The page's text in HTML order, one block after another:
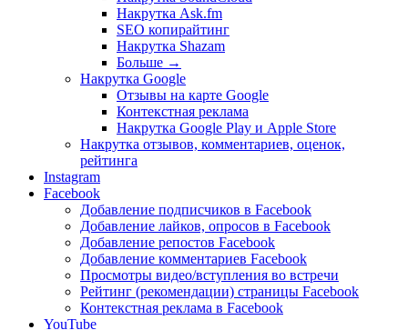
Накрутка Ask.fm
SEO копирайтинг
Накрутка Shazam
Больше →
Накрутка Google
Отзывы на карте Google
Контекстная реклама
Накрутка Google Play и Apple Store
Накрутка отзывов, комментариев, оценок,
рейтинга
Instagram
Facebook
Добавление подписчиков в Facebook
Добавление лайков, опросов в Facebook
Добавление репостов Facebook
Добавление комментариев Facebook
Просмотры видео/вступления во встречи
Рейтинг (рекомендации) страницы Facebook
Контекстная реклама в Facebook
YouTube